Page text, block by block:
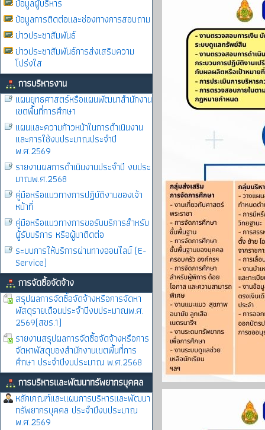
ข้อมูลผู้บริหาร
ข้อมูลการติดต่อและช่องทางการสอบถาม
ข่าวประชาสัมพันธ์
ข่าวประชาสัมพันธ์การส่งเสริมความ
โปร่งใส
การบริหารงาน
แผนยุทธศาสตร์หรือแผนพัฒนาสำนักงาน
เขตพื้นที่การศึกษา
แผนและความก้าวหน้าในการดำเนินงาน
และการใช้งบประมาณประจำปี
พ.ศ.2569
รายงานผลการดำเนินงานประจำปี งบประ
มาณพ.ศ.2568
คู่มือหรือแนวทางการปฏิบัติงานของเจ้า
หน้าที่
คู่มือหรือแนวทางการขอรับบริการสำหรับ
ผู้รับบริการ หรือผู้มาติดต่อ
ระบบการให้บริการผ่านทางออนไลน์ (E-
Service)
การจัดซื้อจัดจ้าง
สรุปผลการจัดซื้อจัดจ้างหรือการจัดหา
พัสดุรายเดือนประจำปีงบประมาณพ.ศ.
2569(สขร.1)
รายงานสรุปผลการจัดซื้อจัดจ้างหรือการ
จัดหาพัสดุของสำนักงานเขตพื้นที่การ
ศึกษา ประจำปีงบประมาณ พ.ศ.2568
การบริหารและพัฒนาทรัพยากรบุคคล
หลักเกณฑ์และแผนการบริหารและพัฒนา
ทรัพยากรบุคคล ประจำปีงบประมาณ
พ.ศ.2569